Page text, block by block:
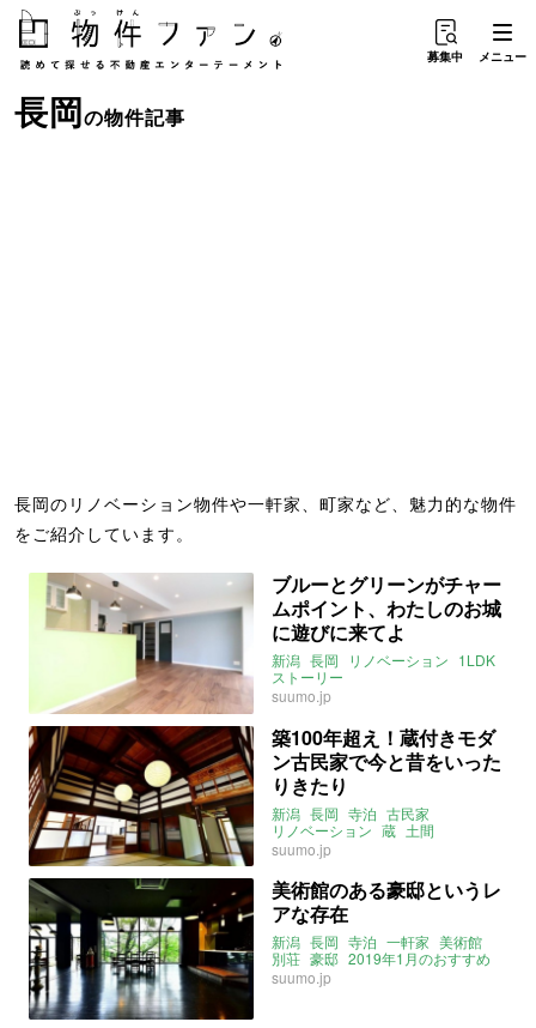
募集中 メニュー
長岡の物件記事
長岡のリノベーション物件や一軒家、町家など、魅力的な物件
をご紹介しています。
ブルーとグリーンがチャー
ムポイント、わたしのお城
に遊びに来てよ
新潟 長岡 リノベーション 1LDK
ストーリー
suumo.jp
築100年超え！蔵付きモダ
ン古民家で今と昔をいった
りきたり
新潟 長岡 寺泊 古民家
リノベーション 蔵 土間
suumo.jp
美術館のある豪邸というレ
アな存在
新潟 長岡 寺泊 一軒家 美術館
別荘 豪邸 2019年1月のおすすめ
suumo.jp